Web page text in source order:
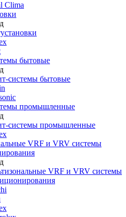
Clima
бытовые
системы бытовые
промышленные
системы промышленные
VRF и VRV системы
VRF и VRV системы